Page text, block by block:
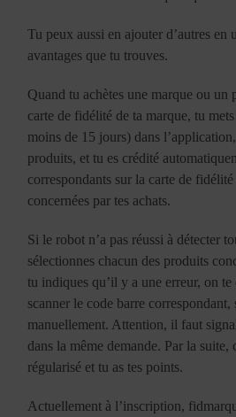
Tu peux aussi en ajouter d’autres en
avantages que tu trouves.
Quand tu achètes une marque ou un
carte de fidélité de ta marque, tu
moins de 15 jours) dans
produits, et tu es crédité
correspondants sur la carte de fidélité
concernées par tes achats.
Si le robot n’a pas réussi à détecter
sélectionnes chacun des produits
tu indiques qu’il y a une erreur, on
scanner le code barre correspondant,
manuellement. Attention, il faut
dans la même demande. Par la suite,
régularisé et tu as tes points.
Actuellement à l’inscription,